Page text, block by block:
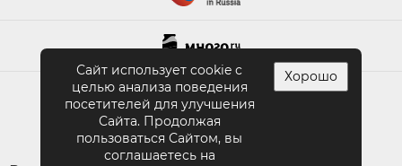
ПОЛНАЯ ВЕРСИЯ САЙТА
Сайт использует cookie с
целью анализа поведения
посетителей для улучшения
Сайта. Продолжая
пользоваться Сайтом, вы
соглашаетесь на
Хорошо